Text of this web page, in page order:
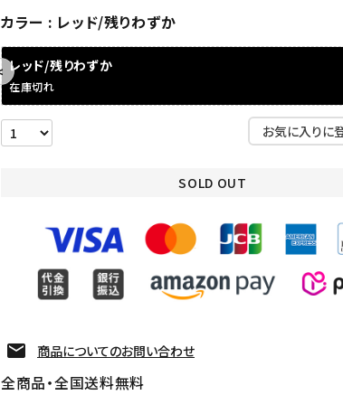
カラー
レッド/残りわずか
レッド/残りわずか
在庫切れ
お気に入りに
SOLD OUT
商品についてのお問い合わせ
全商品・全国送料無料